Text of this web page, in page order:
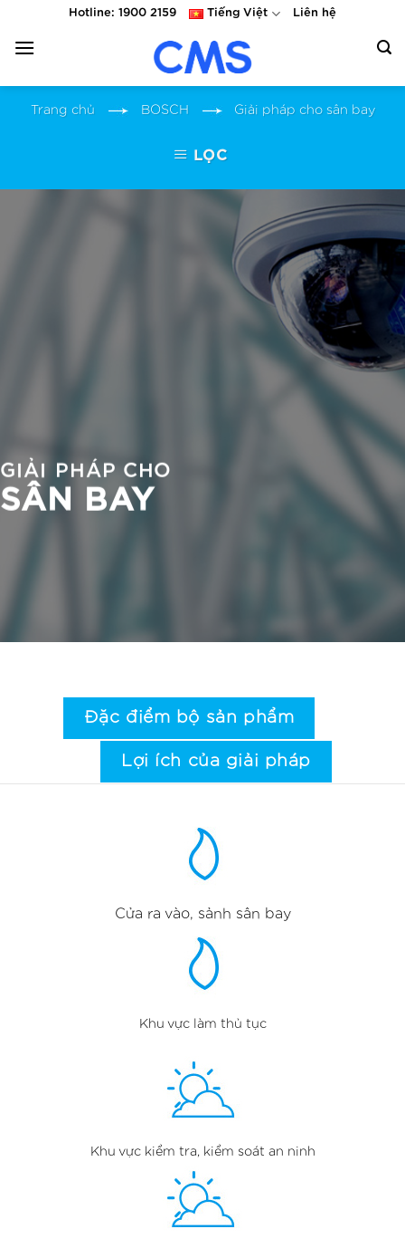
content
Hotline: 1900 2159 Tiếng Việt Liên hệ
Trang chủ BOSCH Giải pháp cho sân bay
LỌC
GIẢI PHÁP CHO
SÂN BAY
Đặc điểm bộ sản phẩm
Lợi ích của giải pháp
Cửa ra vào, sảnh sân bay
Khu vực làm thủ tục
Khu vực kiểm tra, kiểm soát an ninh